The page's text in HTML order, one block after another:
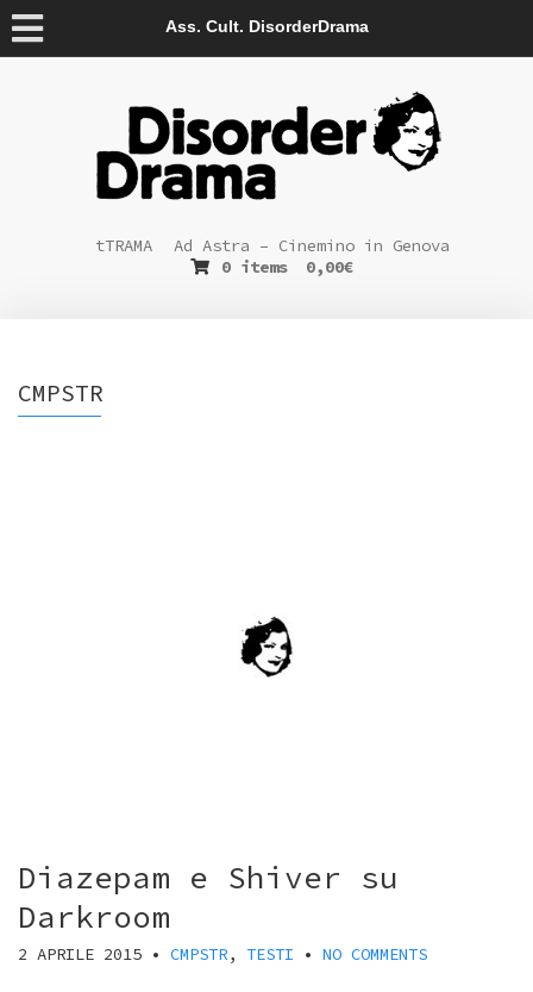
Ass. Cult. DisorderDrama
tTRAMA
Ad Astra – Cinemino in Genova
0 items
0,00€
CMPSTR
Diazepam e Shiver su
Darkroom
2 APRILE 2015 • CMPSTR, TESTI • NO COMMENTS